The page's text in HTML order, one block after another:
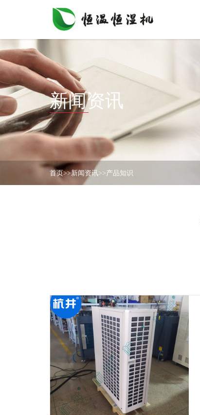
新闻资讯
首页>>新闻资讯>>产品知识
页
关
于
我
们
产
品
展
示
行
业
应
闻
讯